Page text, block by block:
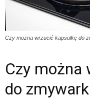
Czy można wrzucić kapsułkę do
Czy można
do